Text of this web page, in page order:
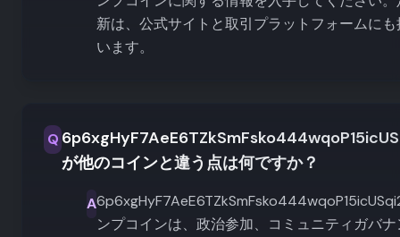
新は、公式サイトと取引プラットフォームに
います。
Q
が他のコインと違う点は何ですか？
A
ンプコインは、政治参加、コミュニティガバ